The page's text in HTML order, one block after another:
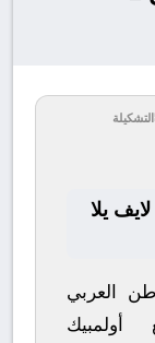
التشكيلة
يلا
العربي
أولمبيك